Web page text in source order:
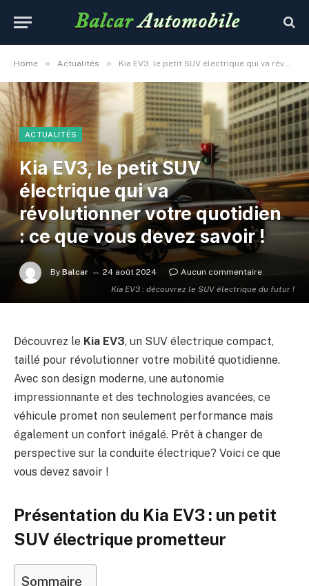
Home » Actualités » Kia EV3, le petit SUV électrique qui va révolutionner votre quotidien : ce que vous devez savoir !
Kia EV3 : découvrez le SUV électrique du futur !
ACTUALITÉS
Kia EV3, le petit SUV
électrique qui va
révolutionner votre quotidien
: ce que vous devez savoir !
By Balcar 24 août 2024 Aucun commentaire
Découvrez le Kia EV3, un SUV électrique compact,
taillé pour révolutionner votre mobilité quotidienne.
Avec son design moderne, une autonomie
impressionnante et des technologies avancées, ce
véhicule promet non seulement performance mais
également un confort inégalé. Prêt à changer de
perspective sur la conduite électrique? Voici ce que
vous devez savoir !
Présentation du Kia EV3 : un petit
SUV électrique prometteur
Sommaire